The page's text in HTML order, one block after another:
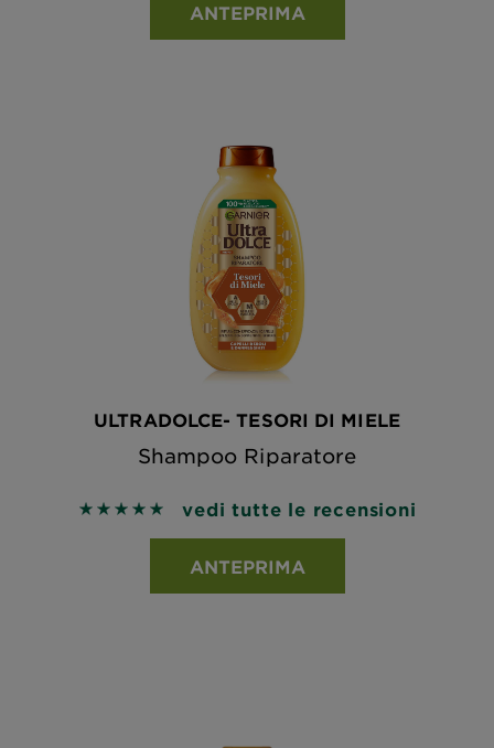
ANTEPRIMA
ULTRADOLCE- TESORI DI MIELE
Shampoo Riparatore
5 out of 5 stars based on reviews
vedi tutte le recensioni
ANTEPRIMA